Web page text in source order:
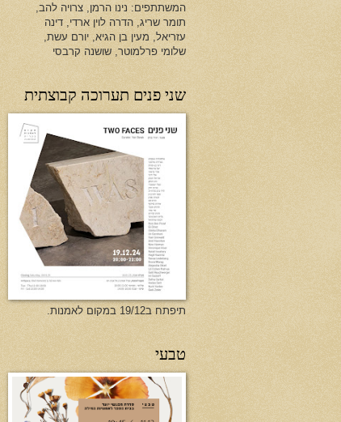
המשתתפים: נינו הרמן, צרויה להב,
תומר שריג, הדרה לוין ארדי, דינה
עזריאל, מעין בן הגיא, יורם עשת,
שלומי פרלמוטר, שושנה קרבסי
שני פנים תערוכה קבוצתית
תיפתח ב19/12 במקום לאמנות.
טבעי